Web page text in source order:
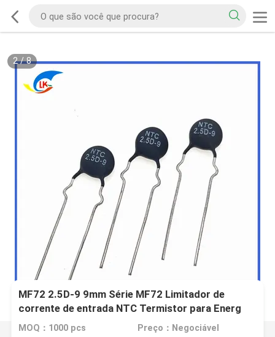
2/8
MF72 2.5D-9 9mm Série MF72 Limitador de
corrente de entrada NTC Termistor para Energ
2.5D-9
MOQ：1000 pcs Preço：Negociável